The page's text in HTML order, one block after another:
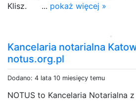
Klisz. ... pokaż więcej »
Kancelaria notarialna
notus.org.pl
Dodano: 4 lata 10 miesięcy temu
NOTUS to Kancelaria Notarialna